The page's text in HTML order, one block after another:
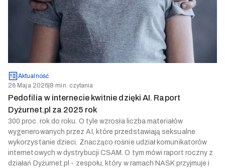
Aktualność
26 Maja 2026 8 min. czytania
Pedofilia w internecie kwitnie dzięki AI. Raport
Dyżurnet.pl za 2025 rok
300 proc. rok do roku. O tyle wzrosła liczba materiałów
wygenerowanych przez AI, które przedstawiają seksualne
wykorzystanie dzieci. Znacząco rośnie udział komunikatorów
internetowych w dystrybucji CSAM. O tym mówi raport roczny z
działań Dyżurnet.pl - zespołu, który w ramach NASK przyjmuje i